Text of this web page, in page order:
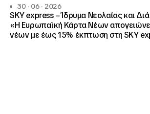
30 · 06 · 2026
SKY express – Ίδρυμα Νεολαίας και
«Η Ευρωπαϊκή Κάρτα Νέων
νέων με έως 15% έκπτωση στη SKY